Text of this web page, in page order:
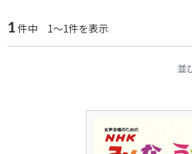
1 件中 1～1件を表示
並